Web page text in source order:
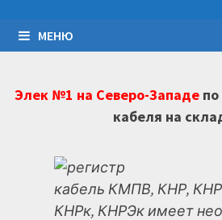
МЕНЮ
Элек №1 на Северо-Западепо
кабеля на
кабель КМПВ, КНР,
КНРк, КНРЭк имеет